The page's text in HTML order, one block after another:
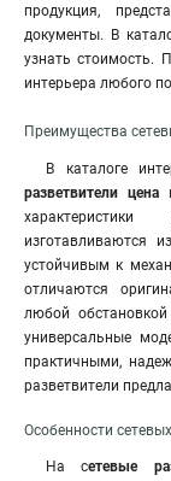
продукция,
документы. В
узнать стоимость.
интерьера любого
Преимущества
В каталоге
разветвители цена
характеристики
изготавливаются
устойчивым к
отличаются
любой
универсальные
практичными,
разветвители
Особенности
На сетевые